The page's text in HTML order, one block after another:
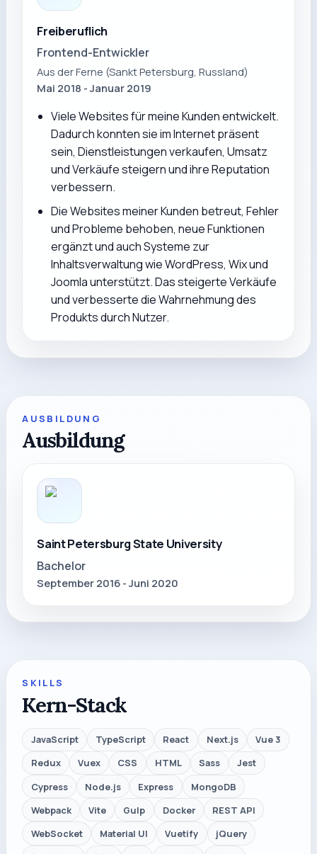
Freiberuflich
Frontend-Entwickler
Aus der Ferne (Sankt Petersburg, Russland)
Mai 2018 - Januar 2019
Viele Websites für meine Kunden entwickelt.
Dadurch konnten sie im Internet präsent
sein, Dienstleistungen verkaufen, Umsatz
und Verkäufe steigern und ihre Reputation
verbessern.
Die Websites meiner Kunden betreut, Fehler
und Probleme behoben, neue Funktionen
ergänzt und auch Systeme zur
Inhaltsverwaltung wie WordPress, Wix und
Joomla unterstützt. Das steigerte Verkäufe
und verbesserte die Wahrnehmung des
Produkts durch Nutzer.
AUSBILDUNG
Ausbildung
Saint Petersburg State University
Bachelor
September 2016 - Juni 2020
SKILLS
Kern-Stack
JavaScript TypeScript React Next.js
Vue 3
Redux
Vuex CSS HTML Sass
Jest
Cypress
Node.js Express
MongoDB
Webpack
Vite Gulp Docker
REST API
WebSocket
Material UI Vuetify
jQuery